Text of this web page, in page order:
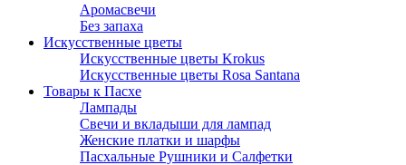
Аромасвечи
Без запаха
Искусственные цветы
Искусственные цветы Krokus
Искусственные цветы Rosa Santana
Товары к Пасхе
Лампады
Свечи и вкладыши для лампад
Женские платки и шарфы
Пасхальные Рушники и Салфетки